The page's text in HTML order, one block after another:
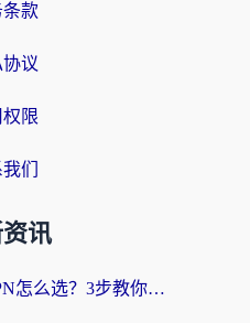
条款
协议
限
们
讯
从墨西哥回国内的VPN怎么选？3步教你无缝刷剧、玩国服游戏